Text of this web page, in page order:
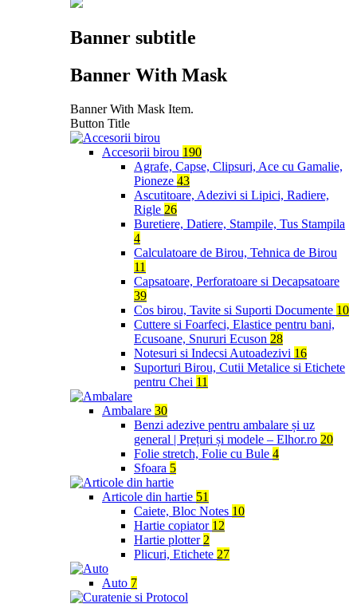
Banner subtitle
Banner With Mask
Banner With Mask Item.
Button Title
Accesorii birou 190
Agrafe, Capse, Clipsuri, Ace cu Gamalie,
Pioneze 43
Ascutitoare, Adezivi si Lipici, Radiere,
Rigle 26
Buretiere, Datiere, Stampile, Tus Stampila
4
Calculatoare de Birou, Tehnica de Birou
11
Capsatoare, Perforatoare si Decapsatoare
39
Cos birou, Tavite si Suporti Documente 10
Cuttere si Foarfeci, Elastice pentru bani,
Ecusoane, Snururi Ecuson 28
Notesuri si Indecsi Autoadezivi 16
Suporturi Birou, Cutii Metalice si Etichete
pentru Chei 11
Ambalare 30
Benzi adezive pentru ambalare și uz
general | Prețuri și modele – Elhor.ro 20
Folie stretch, Folie cu Bule 4
Sfoara 5
Articole din hartie 51
Caiete, Bloc Notes 10
Hartie copiator 12
Hartie plotter 2
Plicuri, Etichete 27
Auto 7